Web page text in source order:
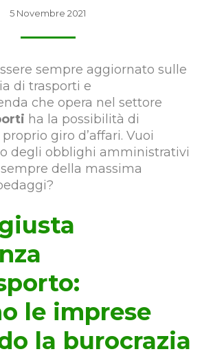
5 Novembre 2021
sempre aggiornato sulle
di trasporti e
che opera nel settore
ha la possibilità di
giro d’affari. Vuoi
degli obblighi amministrativi
della massima
le imprese
la burocrazia